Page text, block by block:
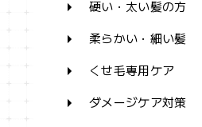
硬い・太い髪の方
柔らかい・細い髪
くせ毛専用ケア
ダメージケア対策